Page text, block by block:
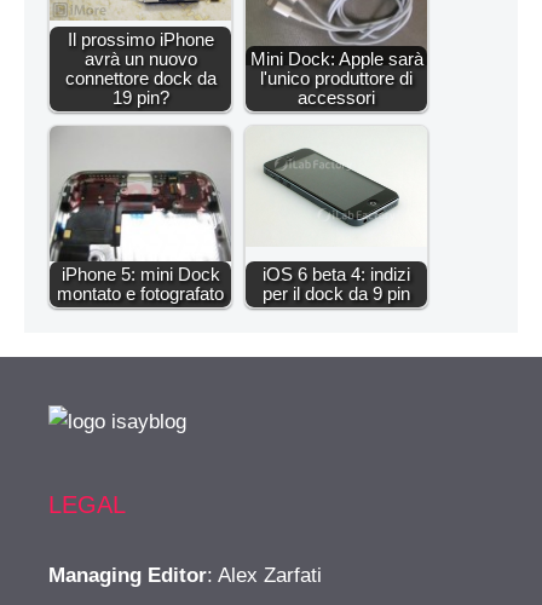
Il prossimo iPhone
avrà un nuovo
connettore dock da
19 pin?
Mini Dock: Apple sarà
l'unico produttore di
accessori
iPhone 5: mini Dock
montato e fotografato
iOS 6 beta 4: indizi
per il dock da 9 pin
LEGAL
Managing Editor: Alex Zarfati